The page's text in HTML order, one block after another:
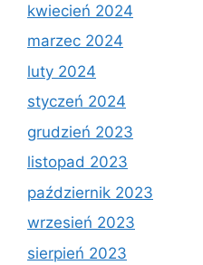
kwiecień 2024
marzec 2024
luty 2024
styczeń 2024
grudzień 2023
listopad 2023
październik 2023
wrzesień 2023
sierpień 2023